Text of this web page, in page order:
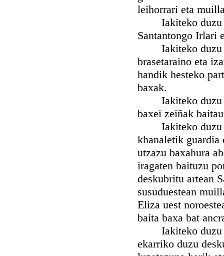
leihorrari eta
Iakiteko duzu
Santantongo Irlari
Iakiteko duzu
brasetaraino eta
handik hesteko
baxak.
Iakiteko duzu
baxei zeiñak
Iakiteko duzu
khanaletik guardia
utzazu baxahura
iragaten baituzu
deskubritu artean
susuduestean
Eliza uest
baita baxa bat
Iakiteko duzu
ekarriko duzu